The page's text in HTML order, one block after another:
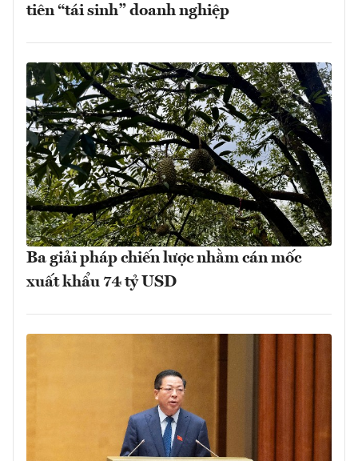
tiên “tái sinh” doanh nghiệp
Ba giải pháp chiến lược nhằm cán mốc
xuất khẩu 74 tỷ USD